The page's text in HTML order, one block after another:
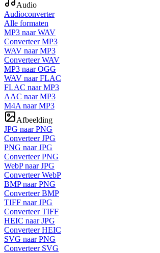
Audio
Audioconverter
Alle formaten
MP3 naar WAV
Converteer MP3
WAV naar MP3
Converteer WAV
MP3 naar OGG
WAV naar FLAC
FLAC naar MP3
AAC naar MP3
M4A naar MP3
Afbeelding
JPG naar PNG
Converteer JPG
PNG naar JPG
Converteer PNG
WebP naar JPG
Converteer WebP
BMP naar PNG
Converteer BMP
TIFF naar JPG
Converteer TIFF
HEIC naar JPG
Converteer HEIC
SVG naar PNG
Converteer SVG